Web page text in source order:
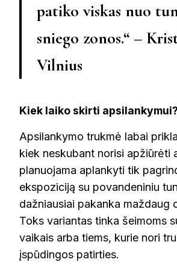
patiko viskas nuo
sniego zonos.“ –
Vilnius
Kiek laiko skirti apsilankymui?
Apsilankymo trukmė labai
kiek neskubant norisi apžiūrėti
planuojama aplankyti tik
ekspoziciją su povandeniniu
dažniausiai pakanka maždaug
Toks variantas tinka šeimoms
vaikais arba tiems, kurie nori
įspūdingos patirties.